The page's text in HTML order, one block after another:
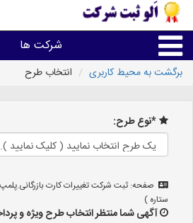
شرکت ها
اخذگواهینامه رتبه
برگشت به محیط کاربری انتخاب طرح
*نوع طرح:
صفحه: ثبت شرکت تغییرات کارت
ستاره )
آگهی شما منتظر انتخاب طرح ویژه و